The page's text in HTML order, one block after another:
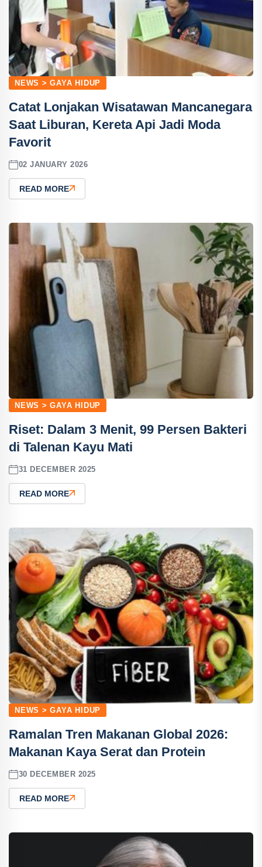
NEWS > GAYA HIDUP
Catat Lonjakan Wisatawan Mancanegara
Saat Liburan, Kereta Api Jadi Moda
Favorit
02 JANUARY 2026
READ MORE
NEWS > GAYA HIDUP
Riset: Dalam 3 Menit, 99 Persen Bakteri
di Talenan Kayu Mati
31 DECEMBER 2025
READ MORE
NEWS > GAYA HIDUP
Ramalan Tren Makanan Global 2026:
Makanan Kaya Serat dan Protein
30 DECEMBER 2025
READ MORE